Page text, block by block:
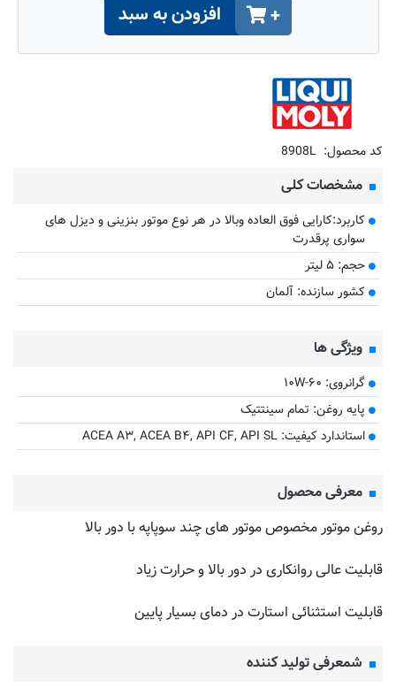
+ افزودن به سبد
کد محصول: 8908L
مشخصات کلی
کاربرد:کارایی فوق العاده وبالا در هر نوع موتور بنزینی و دیزل های
سواری پرقدرت
حجم: ۵ لیتر
کشور سازنده: آلمان
ویژگی ها
گرانروی: ۱۰W-۶۰
پایه روغن: تمام سینتتیک
استاندارد کیفیت: ACEA A۳, ACEA B۴, API CF, API SL
معرفی محصول
روغن موتور مخصوص موتور های چند سوپاپه با دور بالا
قابلیت عالی روانکاری در دور بالا و حرارت زیاد
قابلیت استثنائی استارت در دمای بسیار پایین
شمعرفی تولید کننده